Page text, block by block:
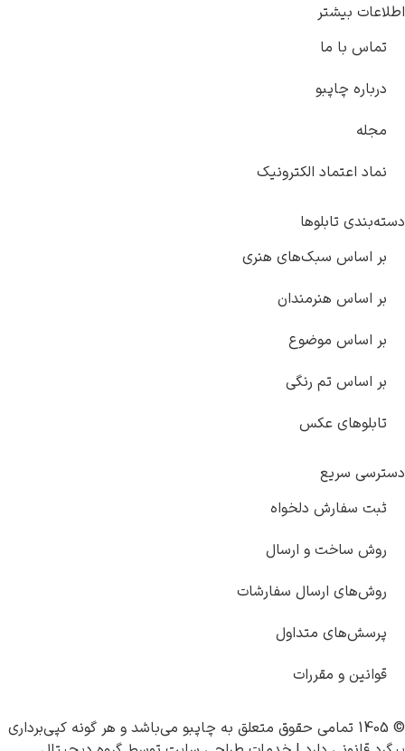
اطلاعات بیشتر
تماس با ما
درباره چاپبو
مجله
نماد اعتماد الکترونیک
دسته‌بندی تابلوها
بر اساس سبک‌های هنری
بر اساس هنرمندان
بر اساس موضوع
بر اساس تم رنگی
تابلوهای عکس
دسترسی سریع
ثبت سفارش دلخواه
روش ساخت و ارسال
روش‌های ارسال سفارشات
پرسش‌های متداول
قوانین و مقررات
© 1405 تمامی حقوق متعلق به چاپبو می‌باشد و هر گونه کپی‌برداری